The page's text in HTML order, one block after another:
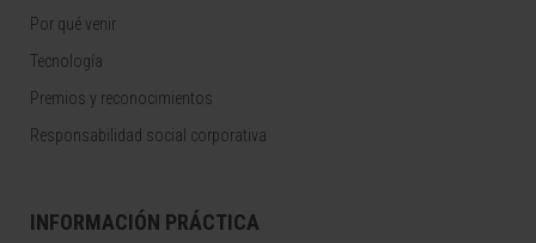
Por qué venir
Tecnología
Premios y reconocimientos
Responsabilidad social corporativa
INFORMACIÓN PRÁCTICA